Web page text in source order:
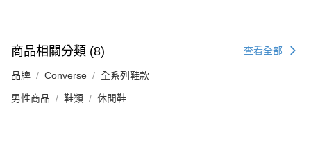
商品相關分類 (8) 查看全部
品牌 Converse 全系列鞋款
男性商品 鞋類 休閒鞋